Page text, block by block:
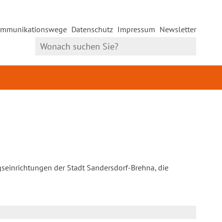
Datenschutz Impressum Newsletter
der Stadt Sandersdorf-Brehna, die